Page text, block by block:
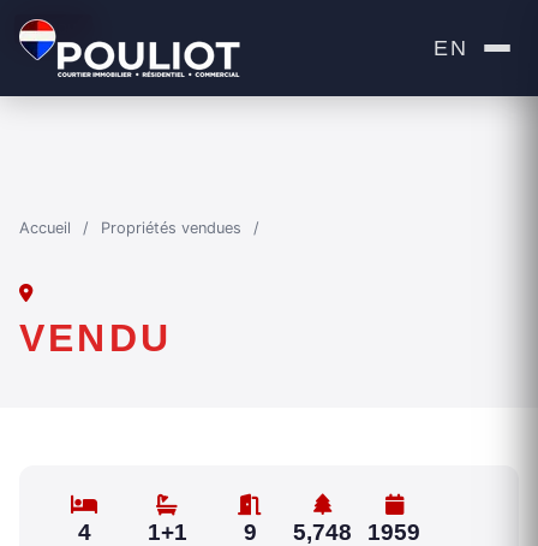
EN
Accueil / Propriétés vendues /
VENDU
VENDU
4 1+1 9 5,748 1959